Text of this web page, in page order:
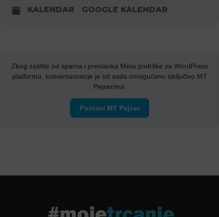
KALENDAR GOOGLE KALENDAR
Zbog zaštite od spama i prestanka Meta podrške za WordPress
platformu, komentarisanje je od sada omogućeno isključivo MT
Pejserima.
Postani MT Pejser